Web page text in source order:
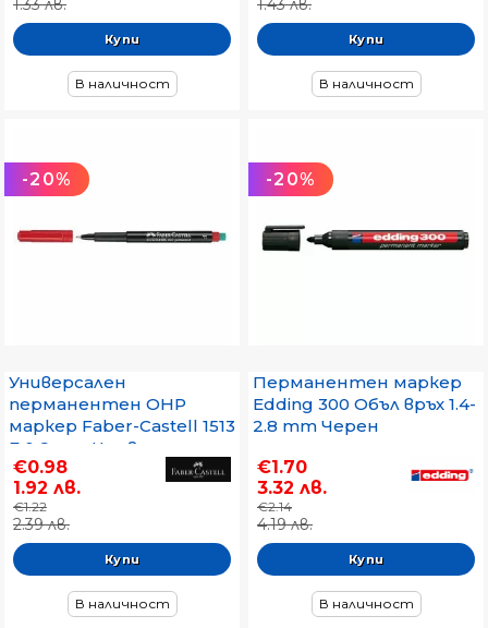
1.33 лв.
В наличност
1.43 лв.
В наличност
-20%
Универсален
перманентен OHP
маркер Faber-Castell 1513
F 0.6 mm Червен
€0.98
1.92 лв.
€1.22
2.39 лв.
В наличност
-20%
Перманентен маркер
Edding 300 Объл връх 1.4-
2.8 mm Черен
€1.70
3.32 лв.
€2.14
4.19 лв.
В наличност